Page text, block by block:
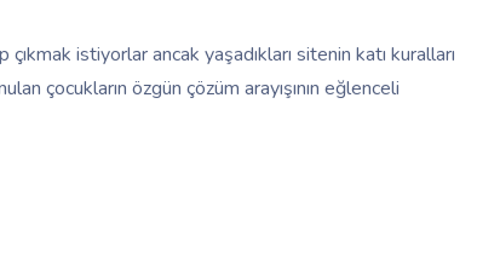
istiyorlar ancak yaşadıkları sitenin katı kuralları
çocukların özgün çözüm arayışının eğlenceli